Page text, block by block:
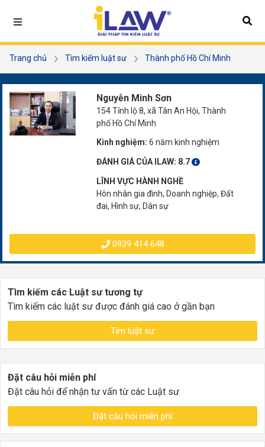
Trang chủ Tìm kiếm luật sư
Thành phố Hồ Chí Minh
Nguyễn Minh Sơn
154 Tỉnh lộ 8, xã Tân An Hội, Thành
phố Hồ Chí Minh
Kinh nghiệm: 6 năm kinh nghiệm
ĐÁNH GIÁ CỦA ILAW: 8.7
LĨNH VỰC HÀNH NGHỀ
Hôn nhân gia đình, Doanh nghiệp, Đất
đai, Hình sự, Dân sự
0939 414 648
Tìm kiếm các Luật sư tương tự
Tìm kiếm các luật sư được đánh giá cao ở gần bạn
Tìm luật sư
Đặt câu hỏi miễn phí
Đặt câu hỏi để nhận tư vấn từ các Luật sư
Đặt câu hỏi miễn phí